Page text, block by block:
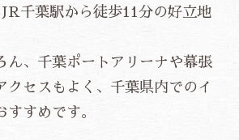
千葉駅から徒歩11分の好立地
ん、千葉ポートアリーナや幕張
クセスもよく、千葉県内でのイ
すめです。